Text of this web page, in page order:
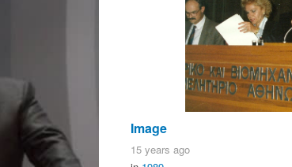
Image
15 years ago